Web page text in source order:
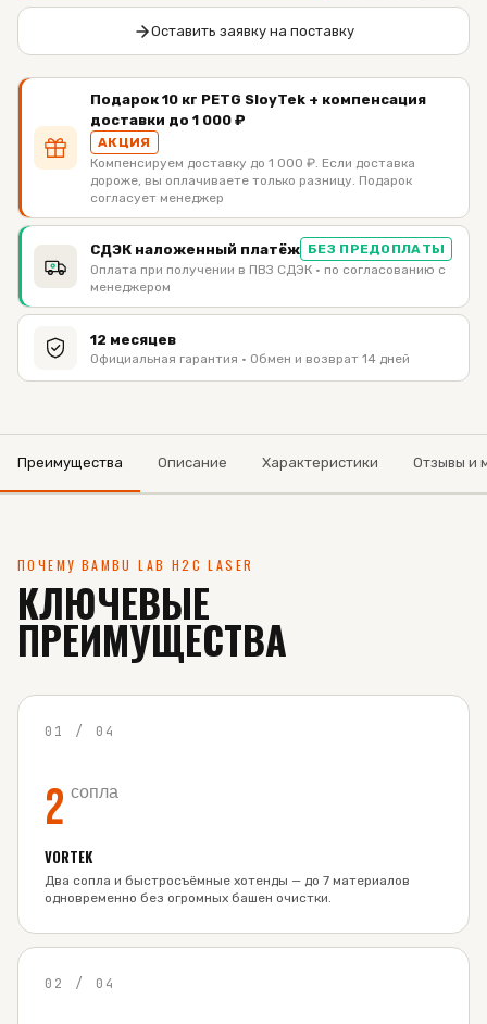
Оставить заявку на поставку
Подарок 10 кг PETG SloyTek + компенсация
доставки до 1 000 ₽
АКЦИЯ
Компенсируем доставку до 1 000 ₽. Если доставка
дороже, вы оплачиваете только разницу. Подарок
согласует менеджер
СДЭК наложенный платёж БЕЗ ПРЕДОПЛАТЫ
Оплата при получении в ПВЗ СДЭК · по согласованию с
менеджером
12 месяцев
Официальная гарантия · Обмен и возврат 14 дней
Преимущества Описание Характеристики Отзывы и
ПОЧЕМУ BAMBU LAB H2C LASER
КЛЮЧЕВЫЕ
ПРЕИМУЩЕСТВА
01 / 04
2 сопла
VORTEK
Два сопла и быстросъёмные хотенды — до 7 материалов
одновременно без огромных башен очистки.
02 / 04